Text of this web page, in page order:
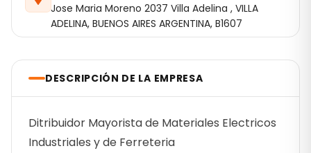
Jose Maria Moreno 2037 Villa Adelina , VILLA
ADELINA, BUENOS AIRES ARGENTINA, B1607
DESCRIPCIÓN DE LA EMPRESA
Ditribuidor Mayorista de Materiales Electricos
Industriales y de Ferreteria